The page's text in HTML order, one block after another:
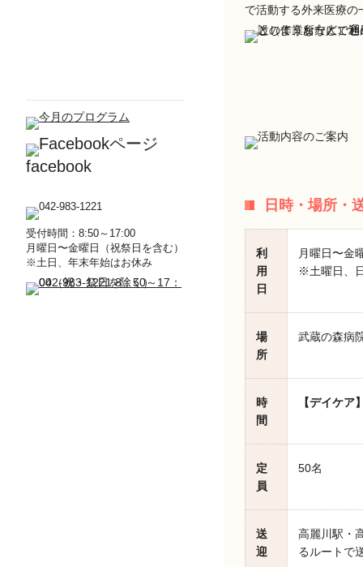
facebook
受付時間：8:50～17:00
月曜日〜金曜日（祝祭日を含む）
※土日、年末年始はお休み
で活動する外来医療の
日時・場所・
利
用
日
月曜日〜金
※土曜日、
場
所
武蔵の森病
時
間
【デイケア
定
員
50名
送
迎
高麗川駅・
るルートで